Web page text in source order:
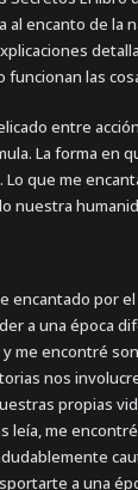
encanto de la
funcionan las
entre
La forma en
que me
nuestra
encantado por
a una época
me encontré
nos
propias
leía, me
a una